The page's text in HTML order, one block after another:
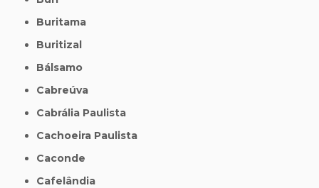
Buritama
Buritizal
Bálsamo
Cabreúva
Cabrália Paulista
Cachoeira Paulista
Caconde
Cafelândia